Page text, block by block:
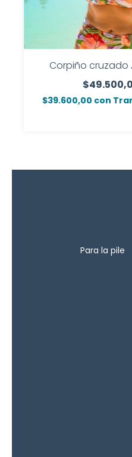
Corpiño cruzado
$39.600,00 con
Para la pile